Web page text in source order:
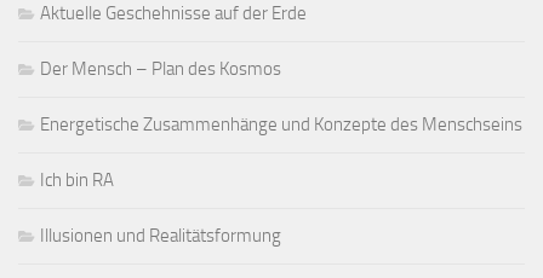
Aktuelle Geschehnisse auf der Erde
Der Mensch – Plan des Kosmos
Energetische Zusammenhänge und Konzepte des Menschseins
Ich bin RA
Illusionen und Realitätsformung